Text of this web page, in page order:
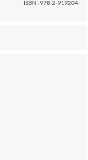
ISBN : 978-2-919204-